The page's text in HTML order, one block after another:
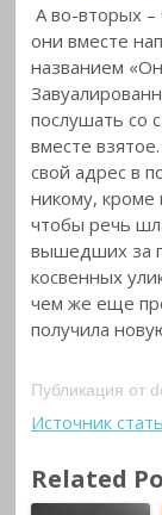
А во-вторых –
они вместе
названием
послушать со
вместе
свой адрес в
никому, кроме
чтобы речь
вышедших за
косвенных
чем же еще
получила
Источник
Related